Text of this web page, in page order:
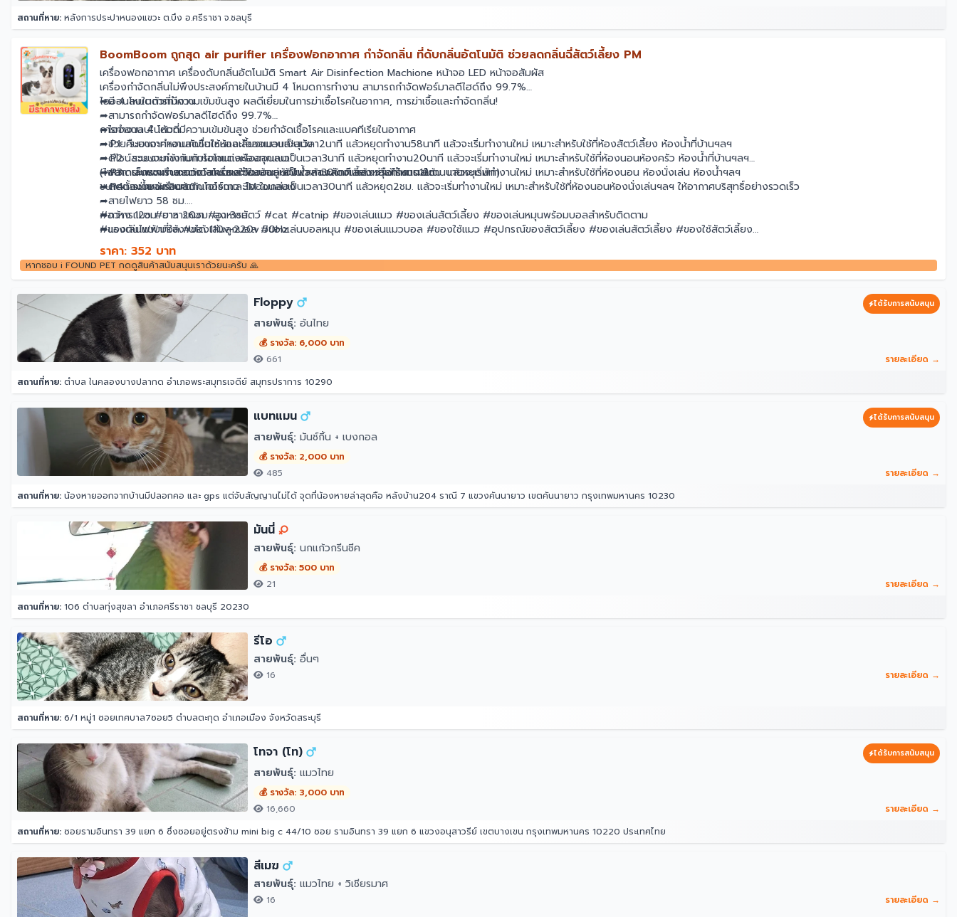
สถานที่หาย: หลังการประปาหนองแขวะ ต.บึง อ.ศรีราชา จ.ชลบุรี
BoomBoom ถูกสุด air purifier เครื่องฟอกอากาศ กำจัดกลิ่น ที่ดับกลิ่นอัตโนมัติ ช่วยลดกลิ่นฉี่สัตว์เลี้ยง PM
เครื่องฟอกอากาศ เครื่องดับกลิ่นอัตโนมัติ Smart Air Disinfection Machione หน้าจอ LED หน้าจอสัมผัส
เครื่องกำจัดกลิ่นไม่พึงประสงค์ภายในบ้านมี 4 โหมดการทำงาน สามารถกำจัดฟอร์มาลดีไฮด์ถึง 99.7%
ไอออนลบในตัวที่มีความเข้มข้นสูง ผลดีเยี่ยมในการฆ่าเชื้อโรคในอากาศ, การฆ่าเชื้อและกำจัดกลิ่น!
➦มี 4 โหมดการทำงาน
➦สามารถกำจัดฟอร์มาลดีไฮด์ถึง 99.7%
➦ไอออนลบในตัวที่มีความเข้มข้นสูง ช่วยกำจัดเชื้อโรคและแบคทีเรียในอากาศ
➦ช่วยคืนอากาศหอมสดชื่นให้ห้องเลี้ยงแมวและสุนัข
➦ดีไซน์สวยงามเข้ากับการตกแต่งห้องทุกแนว
➦ขนาดเล็กพกพาสะดวก สามารถใช้ในบ้าน ห้องน้ำ ห้องสัตว์เลี้ยง หรือโรงแรมได้
➦ติดตั้งง่าย พร้อมสติกเกอร์กาว 3M ในกล่อง
การทำงาน 4 โหมด
➦·P1 : ระบบจะทำงานกับโอโซนและไอออนลบเป็นเวลา2นาที แล้วหยุดทำงาน58นาที แล้วจะเริ่มทำงานใหม่ เหมาะสำหรับใช้ที่ห้องสัตว์เลี้ยง ห้องน้ำที่บ้านฯลฯ
➦·P2 : ระบบจะทำงานกับโอโซนและไอออนลบเป็นเวลา3นาที แล้วหยุดทำงาน20นาที แล้วจะเริ่มทำงานใหม่ เหมาะสำหรับใช้ที่ห้องนอนห้องครัว ห้องน้ำที่บ้านฯลฯ
➦·P3 : ระบบจะทำงานกับโอโซนและไอออนลบเป็นเวลา30นาที แล้วหยุดทำงาน12ชม. แล้วจะเริ่มทำงานใหม่ เหมาะสำหรับใช้ที่ห้องนอน ห้องนั่งเล่น ห้องน้ำฯลฯ
➦·P4 : ระบบจะทำงานกับโอโซนและไอออนลบเป็นเวลา30นาที แล้วหยุด2ชม. แล้วจะเริ่มทำงานใหม่ เหมาะสำหรับใช้ที่ห้องนอนห้องนั่งเล่นฯลฯ ให้อากาศบริสุทธิ์อย่างรวดเร็ว
(ไฟสถานะกระพริบแสดงว่าเครื่องทำงานอยู่ ถ้าไฟสถานะค้างแสดงว่าเข้าโหมดสแตนบายหยุดพัก)
ขนาดและน้ำหนักสินค้า
➦สายไฟยาว 58 ซม.
➦กว้าง 12ซม. ยาว 20ซม. สูง 3ซม.
➦แรงดันไฟฟ้าที่ใช้งานได้ 110v-220v 50Hz
➦กำลัง 5 W
➦น้ำหนัก 0.508 KG.
(ขนาดอาจมีการคลาดเคลื่อนจากการวัด 3-5 cm.)
#อาหารแมว #อาหารหมา #อาหารสัตว์ #cat #catnip #ของเล่นแมว #ของเล่นสัตว์เลี้ยง #ของเล่นหมุนพร้อมบอลสำหรับติดตาม
#ของเล่นแบบบอล #ของเล่นลูกบอล #ของเล่นบอลหมุน #ของเล่นแมวบอล #ของใช้แมว #อุปกรณ์ของสัตว์เลี้ยง #ของเล่นสัตว์เลี้ยง #ของใช้สัตว์เลี้ยง
#Shoppingway98 #เครื่องใช้ในบ้าน #เครื่องใช้ไฟฟ้า #เครื่องใช้ในครัว #อุปกรณ์ตกแต่งบ้าน #อุปกรณ์ปรับปรุงบ้าน #sport #อุปกรณ์เสริมสวย #สุขภาพและความงาม #ถูกที่สุด #ขายดี #เครื่อง
ดับกลิ่นแมว #เครื่องดับกลิ่นสัตว์เลี้ยง #เครื่องดับกลิ่นห้อง #เครื่องดับกลิ่นห้องน้ำ #เครื่องฟอกอากาศ
ราคา: 352 บาท
หากชอบ i FOUND PET กดดูสินค้าสนับสนุนเราด้วยนะครับ 🙏
Floppy ได้รับการสนับสนุน
สายพันธุ์: อ้นไทย
💰 รางวัล: 6,000 บาท
661
รายละเอียด →
สถานที่หาย: ตำบล ในคลองบางปลากด อำเภอพระสมุทรเจดีย์ สมุทรปราการ 10290
แบทแมน ได้รับการสนับสนุน
สายพันธุ์: มันช์กิ้น + เบงกอล
💰 รางวัล: 2,000 บาท
485
รายละเอียด →
สถานที่หาย: น้องหายออกจากบ้านมีปลอกคอ และ gps แต่จับสัญญานไม่ได้ จุดที่น้องหายล่าสุดคือ หลังบ้าน204 ราณี 7 แขวงคันนายาว เขตคันนายาว กรุงเทพมหานคร 10230
มันนี่
สายพันธุ์: นกแก้วกรีนชีค
💰 รางวัล: 500 บาท
21
รายละเอียด →
สถานที่หาย: 106 ตำบลทุ่งสุขลา อำเภอศรีราชา ชลบุรี 20230
รีโอ
สายพันธุ์: อื่นๆ
16 รายละเอียด →
สถานที่หาย: 6/1 หมู่1 ซอยเทศบาล7ซอย5 ตำบลตะกุด อำเภอเมือง จังหวัดสระบุรี
โทจา (โท) ได้รับการสนับสนุน
สายพันธุ์: แมวไทย
💰 รางวัล: 3,000 บาท
16,660
รายละเอียด →
สถานที่หาย: ซอยรามอินทรา 39 แยก 6 ซึ่งซอยอยู่ตรงข้าม mini big c 44/10 ซอย รามอินทรา 39 แยก 6 แขวงอนุสาวรีย์ เขตบางเขน กรุงเทพมหานคร 10220 ประเทศไทย
สีเมฆ
สายพันธุ์: แมวไทย + วิเชียรมาศ
16 รายละเอียด →